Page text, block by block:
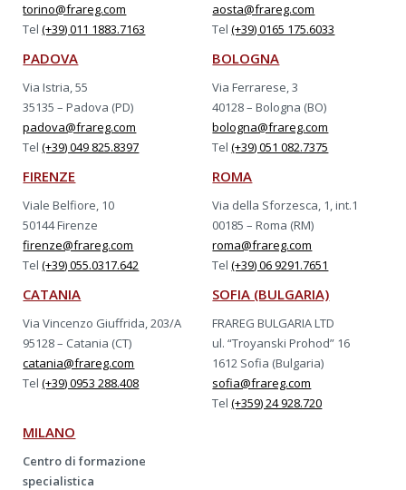
torino@frareg.com
Tel(+39) 011 1883.7163
aosta@frareg.com
Tel(+39) 0165 175.6033
PADOVA
Via Istria, 55
35135 – Padova (PD)
padova@frareg.com
Tel(+39) 049 825.8397
BOLOGNA
Via Ferrarese, 3
40128 – Bologna (BO)
bologna@frareg.com
Tel(+39) 051 082.7375
FIRENZE
Viale Belfiore, 10
50144 Firenze
firenze@frareg.com
Tel(+39) 055.0317.642
ROMA
Via della Sforzesca, 1, int.1
00185 – Roma (RM)
roma@frareg.com
Tel(+39) 06 9291.7651
CATANIA
Via Vincenzo Giuffrida, 203/A
95128 – Catania (CT)
catania@frareg.com
Tel(+39) 0953 288.408
SOFIA (BULGARIA)
FRAREG BULGARIA LTD
ul. “Troyanski Prohod” 16
1612 Sofia (Bulgaria)
sofia@frareg.com
Tel(+359) 24 928.720
MILANO
Centro di formazione
specialistica